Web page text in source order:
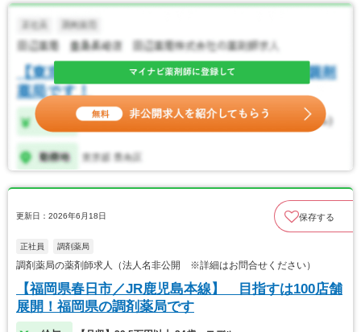
更新日：2026年6月18日 保存する
正社員 調剤薬局
調剤薬局の薬剤師求人（法人名非公開 ※詳細はお問合せください）
【福岡県春日市／JR鹿児島本線】 目指すは100店舗
展開！福岡県の調剤薬局です